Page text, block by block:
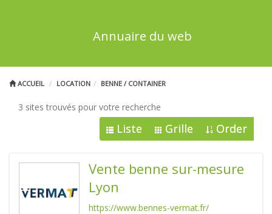
Annuaire du web
ACCUEIL LOCATION BENNE / CONTAINER
3 sites trouvés pour votre recherche
Liste Grille Order
Vente benne sur-mesure
Lyon
https://www.bennes-vermat.fr/